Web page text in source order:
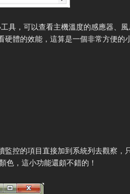
具，可以查看主機溫度的感應器、
硬體的效能，這算是一個非常方便的
控的項目直接加到系統列去觀察，
色，這小功能還頗不錯的！